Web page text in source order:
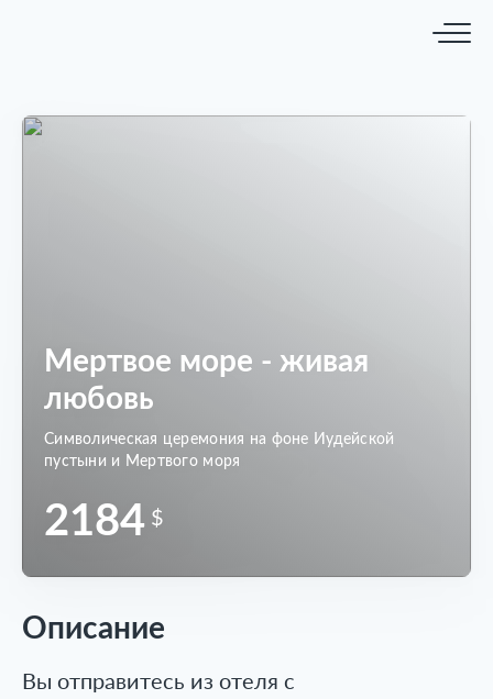
Мертвое море - живая
любовь
Символическая церемония на фоне Иудейской
пустыни и Мертвого моря
2184 $
Описание
Вы отправитесь из отеля с